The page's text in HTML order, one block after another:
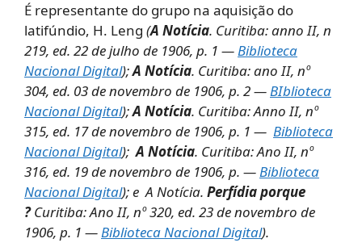
É representante do grupo na aquisição do
latifúndio, H. Leng (A Notícia. Curitiba: anno II, n
219, ed. 22 de julho de 1906, p. 1 —Biblioteca
Nacional Digital);A Notícia. Curitiba: ano II, nº
304, ed. 03 de novembro de 1906, p. 2 —BIblioteca
Nacional Digital);A Notícia. Curitiba: Anno II, nº
315, ed. 17 de novembro de 1906, p. 1 — Biblioteca
Nacional Digital);A Notícia. Curitiba: Ano II, nº
316, ed. 19 de novembro de 1906, p. —Biblioteca
Nacional Digital); e A Notícia. Perfídia porque
?Curitiba: Ano II, nº 320, ed. 23 de novembro de
1906, p. 1 —Biblioteca Nacional Digital).